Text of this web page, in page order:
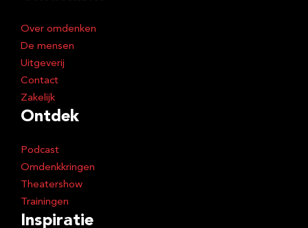
Over omdenken
De mensen
Uitgeverij
Contact
Zakelijk
Ontdek
Podcast
Omdenkkringen
Theatershow
Trainingen
Inspiratie